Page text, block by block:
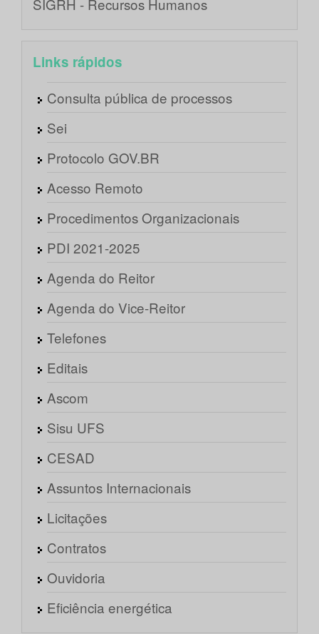
SIGRH - Recursos Humanos
Links rápidos
Consulta pública de processos
Sei
Protocolo GOV.BR
Acesso Remoto
Procedimentos Organizacionais
PDI 2021-2025
Agenda do Reitor
Agenda do Vice-Reitor
Telefones
Editais
Ascom
Sisu UFS
CESAD
Assuntos Internacionais
Licitações
Contratos
Ouvidoria
Eficiência energética